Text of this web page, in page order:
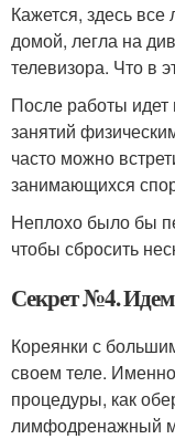
Кажется, здесь
домой, легла на
телевизора. Что в
После работы идет
занятий
часто можно
занимающихся
Неплохо было бы
чтобы сбросить
Секрет №4. Идем
Кореянки с
своем теле.
процедуры, как
лимфодренажный